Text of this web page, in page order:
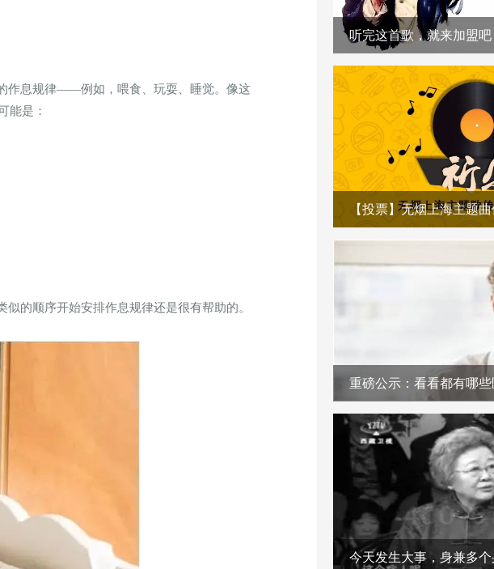
作息规律——例如，喂食、玩耍、睡觉。像这
能是：
的顺序开始安排作息规律还是很有帮助的。
听完这首歌，就来加盟吧
重磅公示：看看都有哪